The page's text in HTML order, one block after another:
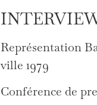
Représentation
ville 1979
Conférence de